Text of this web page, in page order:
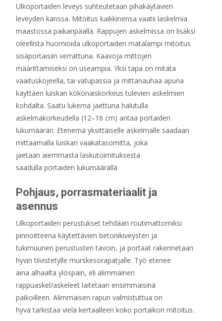
Ulkoportaiden leveys suhteutetaan pihakäy­tävien
leveyden kanssa. Mitoitus kaikkinensa vaatii laskelmia
maastossa paikanpäällä. Rappujen askelmissa on lisäksi
oleellista huomioida ulkoportaiden matalampi mitoitus
sisäportaisiin verrattuna. Kaavoja mittojen
määrittämiseksi on useampia. Yksi tapa on mitata
vaaituskojeella, tai vatupassia ja mittanauhaa apuna
käyttäen luiskan kokonaiskorkeus tulevien askelmien
kohdalta. Saatu lukema jaettuna halutulla
askelmakorkeudella (12–16 cm) antaa portaiden
lukumäärän. Etenemä yksittäiselle askelmalle saadaan
mittaamalla luiskan vaakatasomitta, joka
jaetaan aiemmasta laskutoimituksesta
saadulla portaiden lukumäärällä
Pohjaus, porrasmateriaalit ja
asennus
Ulkoportaiden perustukset tehdään routi­mattomiksi
pinnoitteena käytettävien beto­nikiveysten ja
tukimuurien perustusten tavoin, ja portaat rakennetaan
hyvin tiivistetylle murskesorapatjalle. Työ etenee
aina alhaalta ylöspäin, eli alimmainen
rappuaskel/askeleet laitetaan ensimmäisinä
paikoilleen. Alimmaisen rapun valmistuttua on
hyvä tarkistaa vielä kertaalleen koko portaikon mitoitus.